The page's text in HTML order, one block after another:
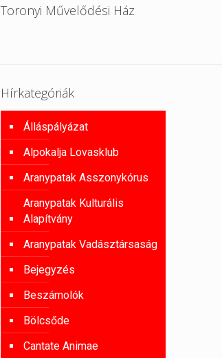
Toronyi Művelődési Ház
Hírkategóriák
Álláspályázat
Alpokalja Lovasklub
Aranypatak Asszonykórus
Aranypatak Kulturális
Alapítvány
Aranypatak Vadásztársaság
Bejegyzés
Beszámolók
Bölcsőde
Cantate Animae